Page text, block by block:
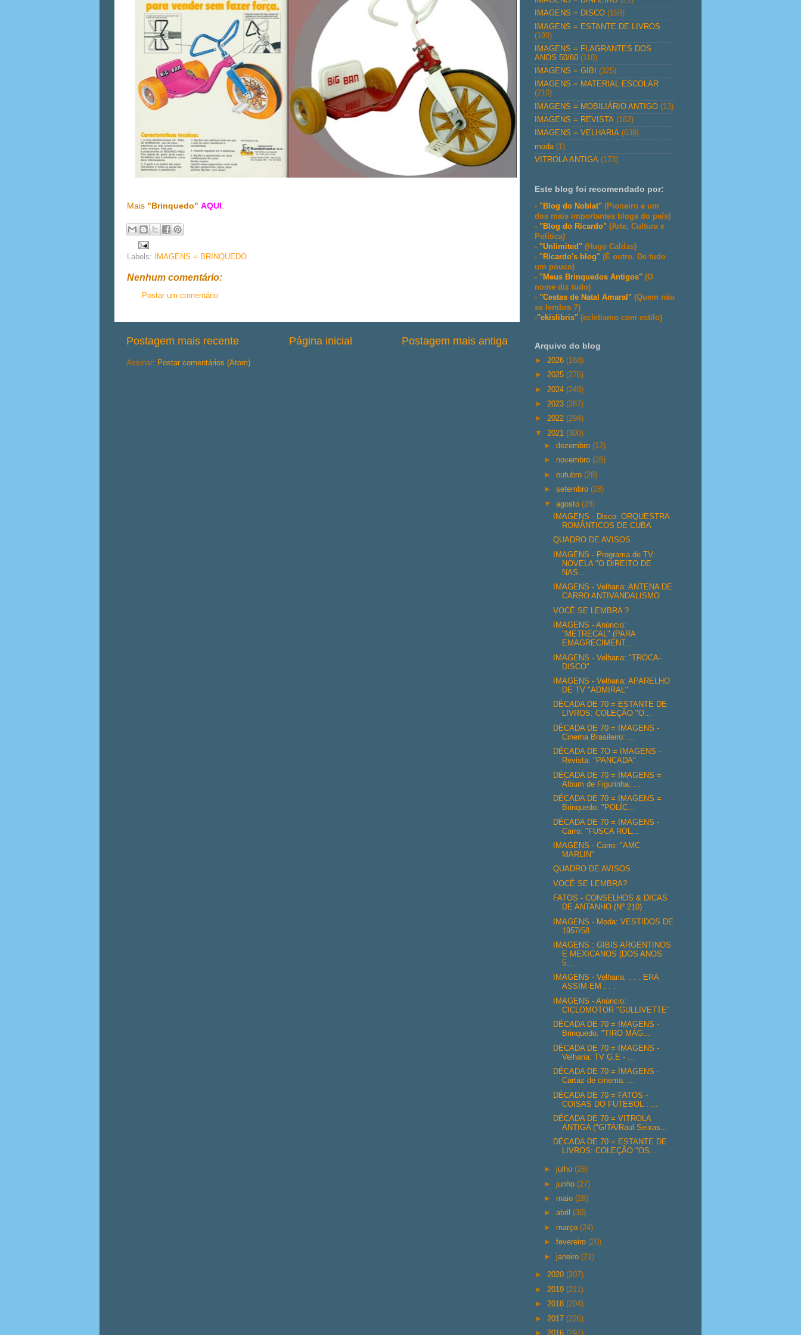
Mais "Brinquedo" AQUI
Labels: IMAGENS = BRINQUEDO
Nenhum comentário:
Postar um comentário
Postagem mais recente Postagem mais antiga
Página inicial
Assinar: Postar comentários (Atom)
IMAGENS = DISCO (158)
IMAGENS = ESTANTE DE LIVROS
(199)
IMAGENS = FLAGRANTES DOS
ANOS 50/60 (110)
IMAGENS = GIBI
(325)
IMAGENS = MATERIAL ESCOLAR
(210)
IMAGENS = MOBILIÁRIO ANTIGO (13)
IMAGENS = REVISTA (182)
IMAGENS = VELHARIA (639)
moda (1)
VITROLA ANTIGA (173)
Este blog foi recomendado por:
- "Blog do Noblat" (Pioneiro e um
dos mais importantes blogs do país)
- "Blog do Ricardo" (Arte, Cultura e
Política)
- "Unlimited" (Hugo Caldas)
- "Ricardo's blog" (É outro. De tudo
um pouco)
- "Meus Brinquedos Antigos" (O
nome diz tudo)
- "Cestas de Natal Amaral" (Quem não
se lembra ?)
-"ekislibris" (ecletismo com estilo)
Arquivo do blog
► 2026 (168)
► 2025 (276)
► 2024 (249)
► 2023 (287)
► 2022 (294)
▼ 2021 (300)
►dezembro(12)
► novembro(28)
►outubro(28)
►setembro(28)
▼agosto(28)
IMAGENS - Disco: ORQUESTRA
ROMÂNTICOS DE CUBA
QUADRO DE AVISOS
IMAGENS - Programa de TV:
NOVELA "O DIREITO DE
NAS...
IMAGENS - Velharia: ANTENA DE
CARRO ANTIVANDALISMO
VOCÊ SE LEMBRA ?
IMAGENS - Anúncio:
"METRECAL" (PARA
EMAGRECIMENT...
IMAGENS - Velharia: "TROCA-
DISCO"
IMAGENS - Velharia: APARELHO
DE TV "ADMIRAL"
DÉCADA DE 70 = ESTANTE DE
LIVROS: COLEÇÃO "O...
DÉCADA DE 70 = IMAGENS -
Cinema Brasileiro: ...
DÉCADA DE 7O = IMAGENS -
Revista: "PANCADA"
DÉCADA DE 70 = IMAGENS =
Álbum de Figurinha: ...
DÉCADA DE 70 = IMAGENS =
Brinquedo: "POLÍC...
DÉCADA DE 70 = IMAGENS -
Carro: "FUSCA ROL...
IMAGENS - Carro: "AMC
MARLIN"
QUADRO DE AVISOS
VOCÊ SE LEMBRA?
FATOS - CONSELHOS & DICAS
DE ANTANHO (Nº 210)
IMAGENS - Moda: VESTIDOS DE
1957/58
IMAGENS : GIBIS ARGENTINOS
E MEXICANOS (DOS ANOS
5...
IMAGENS - Velharia: . . . ERA
ASSIM EM . . .
IMAGENS - Anúncio:
CICLOMOTOR "GULLIVETTE"
DÉCADA DE 70 = IMAGENS -
Brinquedo: "TIRO MÁG...
DÉCADA DE 70 = IMAGENS -
Velharia: TV G.E - ...
DÉCADA DE 70 = IMAGENS -
Cartaz de cinema: ...
DÉCADA DE 70 = FATOS -
COISAS DO FUTEBOL : ...
DÉCADA DE 70 = VITROLA
ANTIGA ("GITA/Raul Seixas...
DÉCADA DE 70 = ESTANTE DE
LIVROS: COLEÇÃO "OS...
►julho(26)
►junho(27)
► maio(28)
►abril(30)
► março(24)
►fevereiro(20)
►janeiro(21)
► 2020 (207)
► 2019 (211)
► 2018 (204)
► 2017 (226)
► 2016 (297)